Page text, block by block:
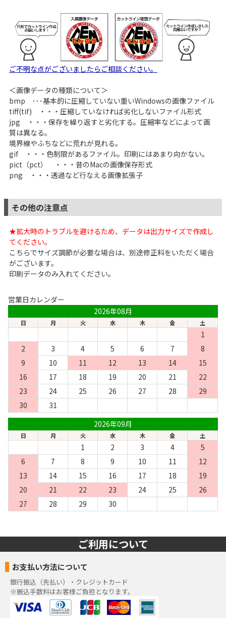
ご不明な点がございましたらご相談ください。
＜画像データの種類について＞
bmp ･･･基本的に圧縮していない重いWindowsの画像ファイル
tiff(tif) ・・・圧縮していなければ劣化しないファイル形式
jpg ・・・保存を繰り返すと劣化する。圧縮率などによって画
質は異なる。
境界線やふちなどに荒れが見れる。
gif ・・・色制限があるファイル。印刷にはあまり向かない。
pict（pct） ・・・昔のMacの画像保存形式
png ・・・透過など行なえる画像拡張子
その他の注意点
★拡大時のトラブルを避けるため、データは出力サイズで作成し
てください。
こちらでサイズ調節が必要な場合は、別途修正料をいただく場合
がございます。
印刷データのみ入れてください。
営業日カレンダー
2026年08月
日 月 火 水 木 金 土
1
2
3 4 5 6 7
8
9
10 11 12 13 14
15
16
17 18 19 20 21
22
23
24 25 26 27 28
29
30
31
2026年09月
日 月 火 水 木 金 土
1 2 3 4
5
6
7 8 9 10 11
12
13
14 15 16 17 18
19
20
21 22 23 24 25
26
27
28 29 30
ご利用について
お支払い方法について
銀行振込（先払い）・クレジットカード
※振込手数料はお客様ご負担となります。